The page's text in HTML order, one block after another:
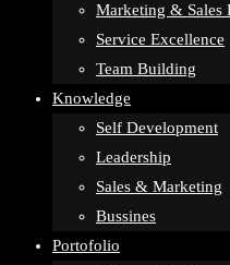
Marketing & Sales
Service Excellence
Team Building
Knowledge
Self Development
Leadership
Sales & Marketing
Bussines
Portofolio